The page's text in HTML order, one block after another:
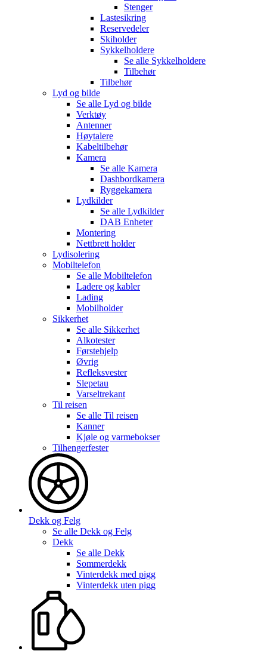
Stenger
Lastesikring
Reservedeler
Skiholder
Sykkelholdere
Se alle Sykkelholdere
Tilbehør
Tilbehør
Lyd og bilde
Se alle Lyd og bilde
Verktøy
Antenner
Høytalere
Kabeltilbehør
Kamera
Se alle Kamera
Dashbordkamera
Ryggekamera
Lydkilder
Se alle Lydkilder
DAB Enheter
Montering
Nettbrett holder
Lydisolering
Mobiltelefon
Se alle Mobiltelefon
Ladere og kabler
Lading
Mobilholder
Sikkerhet
Se alle Sikkerhet
Alkotester
Førstehjelp
Øvrig
Refleksvester
Slepetau
Varseltrekant
Til reisen
Se alle Til reisen
Kanner
Kjøle og varmebokser
Tilhengerfester
Dekk og Felg
Se alle Dekk og Felg
Dekk
Se alle Dekk
Sommerdekk
Vinterdekk med pigg
Vinterdekk uten pigg